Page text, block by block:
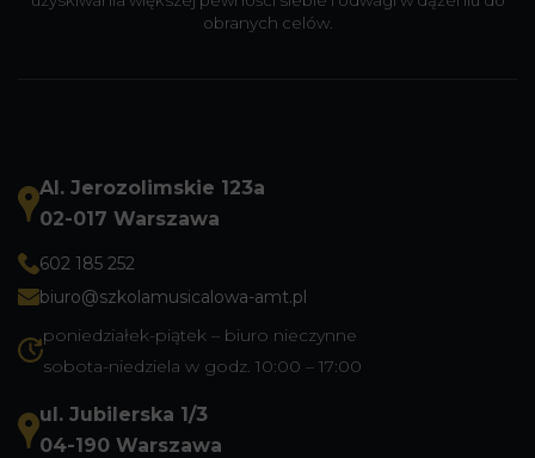
obranych celów.
Al. Jerozolimskie 123a
02-017 Warszawa
602 185 252
biuro@szkolamusicalowa-amt.pl
poniedziałek-piątek – biuro nieczynne
sobota-niedziela w godz. 10:00 – 17:00
ul. Jubilerska 1/3
04-190 Warszawa